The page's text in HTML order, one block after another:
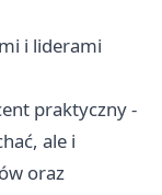
i liderami
praktyczny -
ale i
oraz